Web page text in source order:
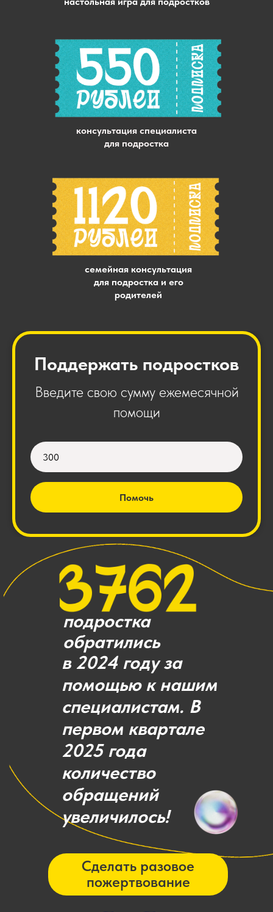
семейная консультация
для подростка и его
родителей
консультация специалиста
для подростка
Поддержать подростков
Введите свою сумму ежемесячной
помощи
Помочь
в 2024 году за
помощью к нашим
специалистам. В
первом квартале
2025 года
количество
обращений
увеличилось!
подростка
обратились
Сделать разовое
пожертвование